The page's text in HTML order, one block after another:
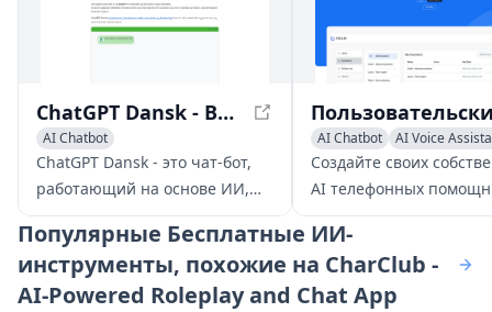
ChatGPT Dansk - Ваш Бесплатный Чат-бот без Регистрации
AI Chatbot
Large Language Models (LLMs)
ChatGPT Dansk - это чат-бот,
работающий на основе ИИ,
который помогает вам с
широким спектром задач, от
ответов на вопросы и
предоставления информации
AI Chatbot AI Voice
Создайте своих
AI телефонных
которые
люди и помогают
бизнесу оставаться
отзывчивым
Популярные Бесплатные ИИ-
инструменты, похожие на CharClub -
AI-Powered Roleplay and Chat App